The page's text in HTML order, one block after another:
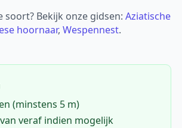
soort? Bekijk onze gidsen:Aziatische
hoornaar,Wespennest.
(minstens 5 m)
veraf indien mogelijk